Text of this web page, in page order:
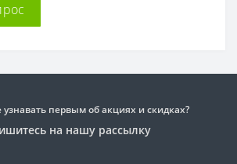
узнавать первым об акциях и скидках?
на нашу рассылку